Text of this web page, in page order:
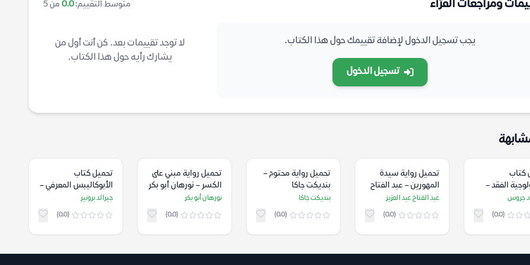
ومراجعات القرّاء متوسط التقييم:0.0 من 5
يجب تسجيل الدخول لإضافة تقييمك حول هذا الكتاب.
تسجيل الدخول
لا توجد تقييمات بعد. كن أنت أول من
يشارك رأيه حول هذا الكتاب.
كتاب
الفقد –
جروس
جروس
(0.0)
تحميل رواية سيدة
المهورين – عبد الفتاح
عبد العزيز
عبد الفتاح عبد العزيز
(0.0)
تحميل رواية محتوم –
بنديكت جاكا
بنديكت جاكا
(0.0)
تحميل رواية مبني على
الكسر – نورهان أبو بكر
نورهان أبو بكر
(0.0)
تحميل كتاب
الأبوكاليبس المعرفي –
جيرالد برونير
جيرالد برونير
(0.0)